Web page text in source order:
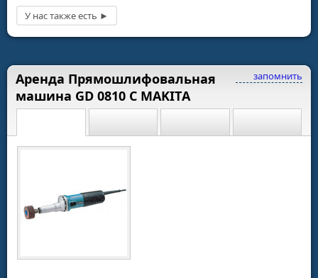
запомнить
Аренда Прямошлифовальная
машина GD 0810 C MAKITА